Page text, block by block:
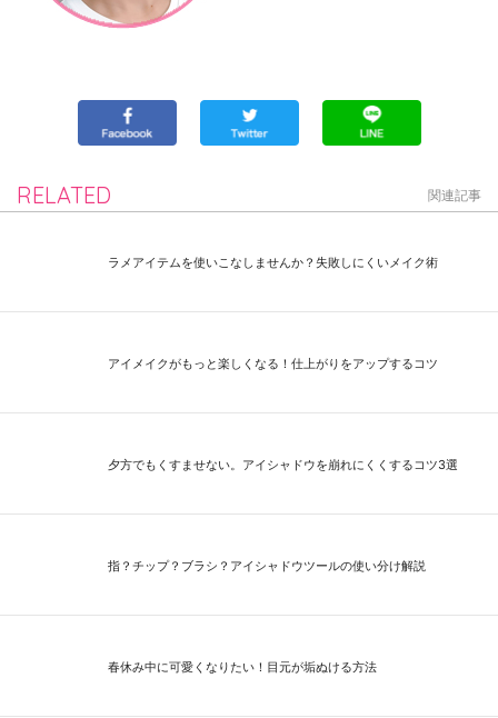
RELATED 関連記事
ラメアイテムを使いこなしませんか？失敗しにくいメイク術
アイメイクがもっと楽しくなる！仕上がりをアップするコツ
夕方でもくすませない。アイシャドウを崩れにくくするコツ3選
指？チップ？ブラシ？アイシャドウツールの使い分け解説
春休み中に可愛くなりたい！目元が垢ぬける方法